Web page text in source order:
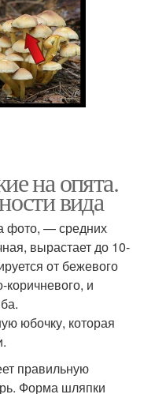
на опята.
вида
фото, — средних
вырастает до 10-
от бежевого
и
юбочку, которая
правильную
Форма шляпки